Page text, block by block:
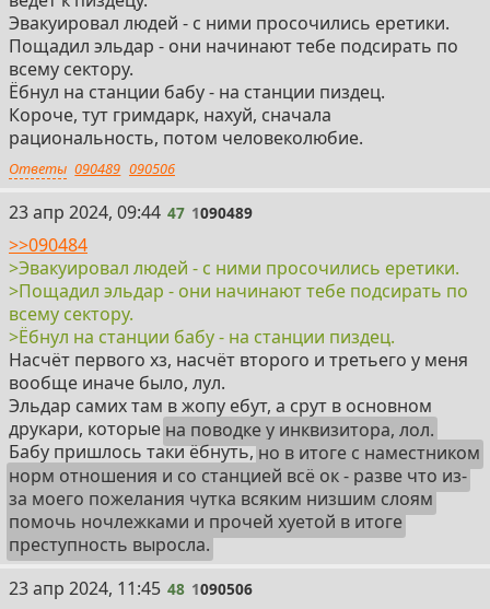
Эвакуировал людей - с ними просочились еретики.
Пощадил эльдар - они начинают тебе подсирать по
всему сектору.
Ёбнул на станции бабу - на станции пиздец.
Короче, тут гримдарк, нахуй, сначала
рациональность, потом человеколюбие.
Ответы 090489 090506
47
23 апр 2024, 09:44 47 1090489
>>090484
>Эвакуировал людей - с ними просочились еретики.
>Пощадил эльдар - они начинают тебе подсирать по
всему сектору.
>Ёбнул на станции бабу - на станции пиздец.
Насчёт первого хз, насчёт второго и третьего у меня
вообще иначе было, лул.
Эльдар самих там в жопу ебут, а срут в основном
друкари, которые на поводке у инквизитора, лол.
Бабу пришлось таки ёбнуть,но в итоге с наместником
норм отношения и со станцией всё ок - разве что из-
за моего пожелания чутка всяким низшим слоям
помочь ночлежками и прочей хуетой в итоге
преступность выросла.
48
23 апр 2024, 11:45 48 1090506